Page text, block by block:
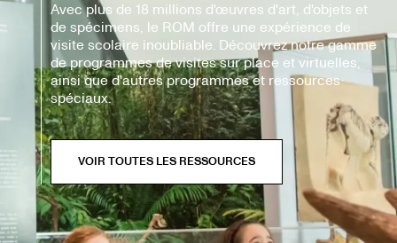
Avec plus de 18 millions d'œuvres d'art, d'objets et
de spécimens, le ROM offre une expérience de
visite scolaire inoubliable. Découvrez notre gamme
de programmes de visites sur place et virtuelles,
ainsi que d'autres programmes et ressources
spéciaux.